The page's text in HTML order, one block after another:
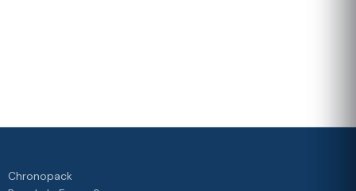
Chronopack